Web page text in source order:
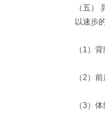
（五）
以速步
（1）
（2）
（3）